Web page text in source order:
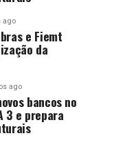
ago
e Fiemt
da
ago
bancos no
3 e prepara